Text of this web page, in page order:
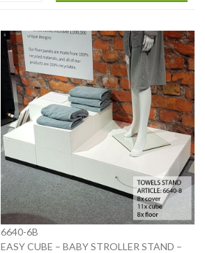
6640-6B
EASY CUBE – BABY STROLLER STAND –